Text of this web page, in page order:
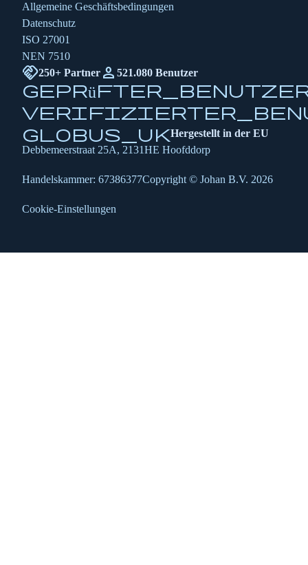
Allgemeine Geschäftsbedingungen
Datenschutz
ISO 27001
NEN 7510
handshake250+ Partner Person 521.080 Benutzer
globus_ukHergestellt in der EU
Debbemeerstraat 25A, 2131HE Hoofddorp
Handelskammer: 67386377Copyright © Johan B.V. 2026
Cookie-Einstellungen